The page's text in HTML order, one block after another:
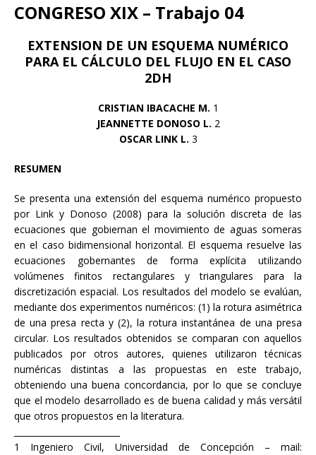
CONGRESO XIX – Trabajo 04
EXTENSION DE UN ESQUEMA NUMÉRICO
PARA EL CÁLCULO DEL FLUJO EN EL CASO
2DH
CRISTIAN IBACACHE M. 1
JEANNETTE DONOSO L. 2
OSCAR LINK L. 3
RESUMEN
Se presenta una extensión del esquema numérico propuesto
por Link y Donoso (2008) para la solución discreta de las
ecuaciones que gobiernan el movimiento de aguas someras
en el caso bidimensional horizontal. El esquema resuelve las
ecuaciones gobernantes de forma explícita utilizando
volúmenes finitos rectangulares y triangulares para la
discretización espacial. Los resultados del modelo se evalúan,
mediante dos experimentos numéricos: (1) la rotura asimétrica
de una presa recta y (2), la rotura instantánea de una presa
circular. Los resultados obtenidos se comparan con aquellos
publicados por otros autores, quienes utilizaron técnicas
numéricas distintas a las propuestas en este trabajo,
obteniendo una buena concordancia, por lo que se concluye
que el modelo desarrollado es de buena calidad y más versátil
que otros propuestos en la literatura.
1 Ingeniero Civil, Universidad de Concepción – mail: